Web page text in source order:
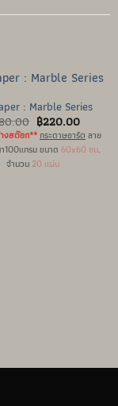
: Marble Series
Original
price
was:
฿280.00.
฿220.00Current
price
is:
฿220.00.
งสต๊อก**กระดาษอาร์ต ลาย
100แกรม ขนาด 60x60 ซม.
จำนวน20 แผ่น